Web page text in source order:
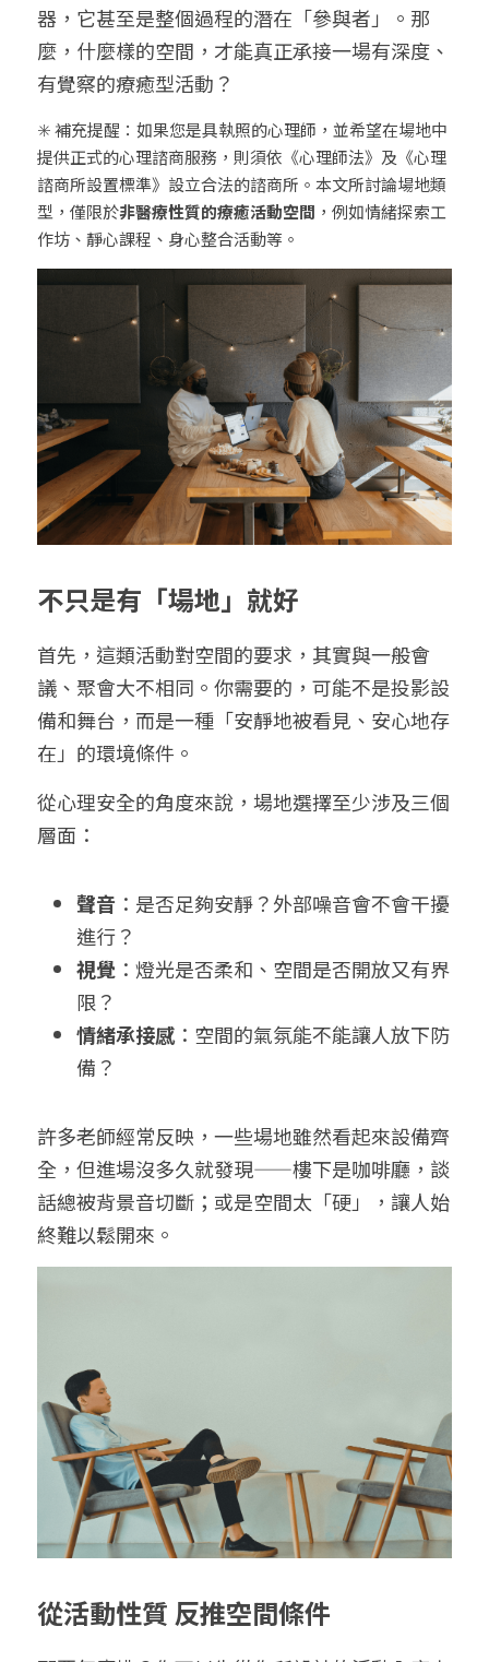
器，它甚至是整個過程的潛在「參與者」。那
麼，什麼樣的空間，才能真正承接一場有深度、
有覺察的療癒型活動？
✳️ 補充提醒：如果您是具執照的心理師，並希望在場地中
提供正式的心理諮商服務，則須依《心理師法》及《心理
諮商所設置標準》設立合法的諮商所。本文所討論場地類
型，僅限於非醫療性質的療癒活動空間 ，例如情緒探索工
作坊、靜心課程、身心整合活動等。
不只是有「場地」就好
首先，這類活動對空間的要求，其實與一般會
議、聚會大不相同。你需要的，可能不是投影設
備和舞台，而是一種「安靜地被看見、安心地存
在」的環境條件。
從心理安全的角度來說，場地選擇至少涉及三個
層面：
聲音 ：是否足夠安靜？外部噪音會不會干擾
進行？
視覺 ：燈光是否柔和、空間是否開放又有界
限？
情緒承接感：空間的氣氛能不能讓人放下防
備？
許多老師經常反映，一些場地雖然看起來設備齊
全，但進場沒多久就發現——樓下是咖啡廳，談
話總被背景音切斷；或是空間太「硬」，讓人始
終難以鬆開來。
從活動性質 反推空間條件